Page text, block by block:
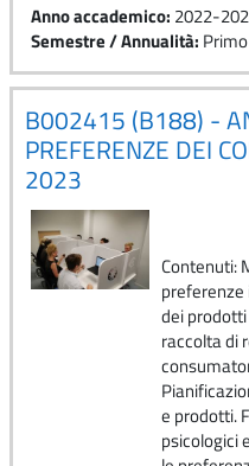
Anno accademico: 2022-
Semestre / Annualità:
B002415 (B188) -
PREFERENZE DEI
2023
Contenuti:
dei
raccolta di
e prodotti.
psicologici